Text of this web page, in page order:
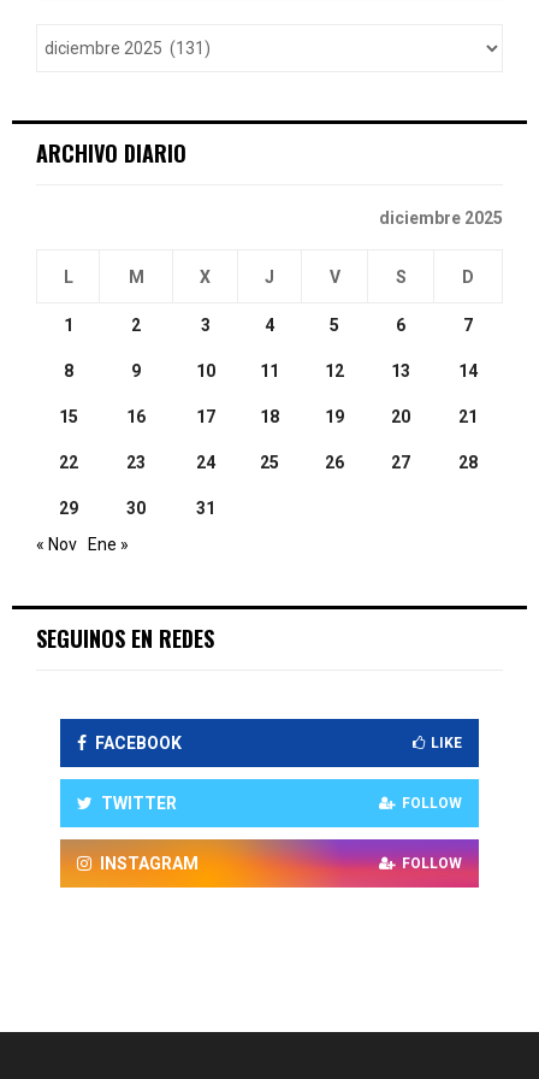
ARCHIVO DIARIO
diciembre 2025
L M X J V S D
1 2 3 4 5 6 7
8 9 10 11 12 13 14
15 16 17 18 19 20 21
22 23 24 25 26 27 28
29 30
31
« Nov
Ene »
SEGUINOS EN REDES
FACEBOOK LIKE
TWITTER FOLLOW
INSTAGRAM FOLLOW